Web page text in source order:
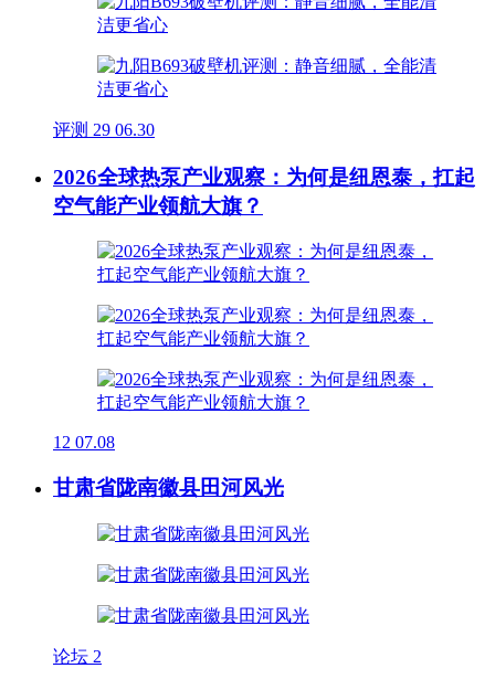
评测 29 06.30
2026全球热泵产业观察：为何是纽恩泰，扛起
空气能产业领航大旗？
12 07.08
甘肃省陇南徽县田河风光
论坛 2